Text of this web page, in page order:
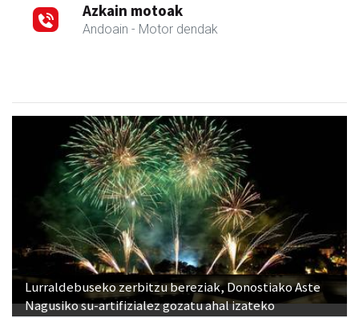
Azkain motoak
Andoain - Motor dendak
Lurraldebuseko zerbitzu bereziak, Donostiako Aste
Nagusiko su-artifizialez gozatu ahal izateko